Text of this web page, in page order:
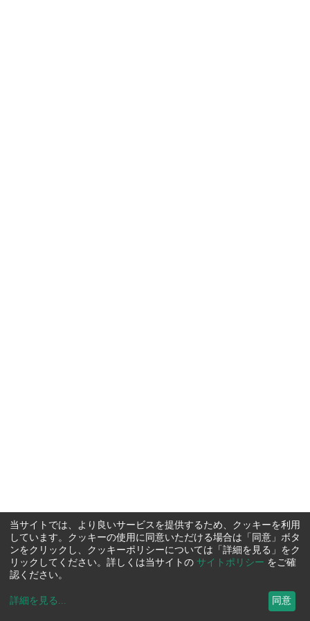
当サイトでは、より良いサービスを提供するため、クッキーを利用
しています。クッキーの使用に同意いただける場合は「同意」ボタ
ンをクリックし、クッキーポリシーについては「詳細を見る」をク
リックしてください。詳しくは当サイトの サイトポリシー をご確
認ください。
詳細を見る ... 同意